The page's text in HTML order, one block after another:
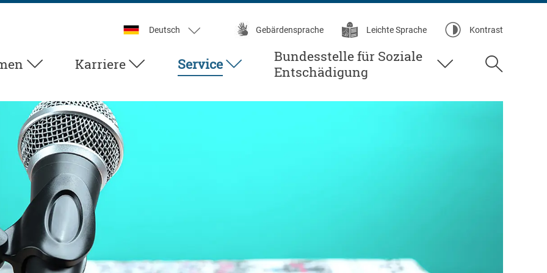
Deutsch Gebärdensprache Leichte Sprache Kontrast
Karriere Service
Bundesstelle für Soziale
Entschädigung
Suche